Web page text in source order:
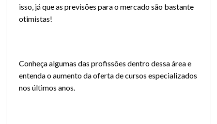
isso, já que as previsões para o mercado são bastante
otimistas!
Conheça algumas das profissões dentro dessa área e
entenda o aumento da oferta de cursos especializados
nos últimos anos.